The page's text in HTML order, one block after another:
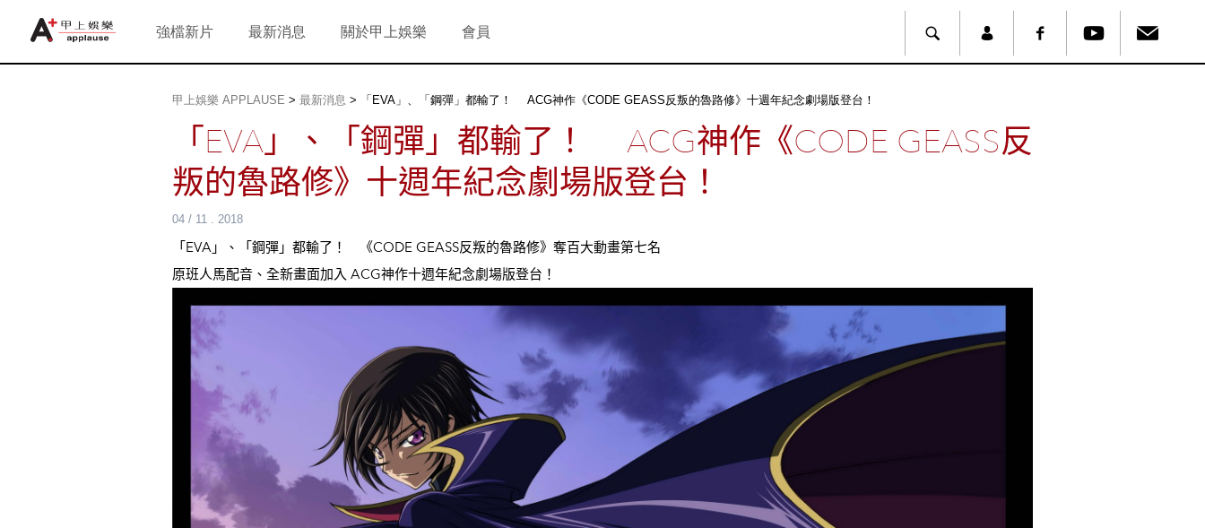
強檔新片 最新消息 關於甲上娛樂 會員
甲上娛樂 APPLAUSE > 最新消息 > 「EVA」、「鋼彈」都輸了！ ACG神作《CODE GEASS反叛的魯路修》十週年紀念劇場版登台！
「EVA」、「鋼彈」都輸了！ ACG神作《CODE GEASS反
叛的魯路修》十週年紀念劇場版登台！
04 / 11 . 2018
「EVA」、「鋼彈」都輸了！ 《CODE GEASS反叛的魯路修》奪百大動畫第七名
原班人馬配音、全新畫面加入 ACG神作十週年紀念劇場版登台！